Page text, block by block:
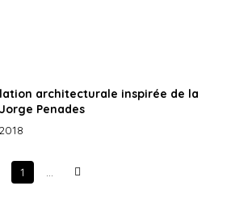
architecturale inspirée de la
Penades
1 … Next